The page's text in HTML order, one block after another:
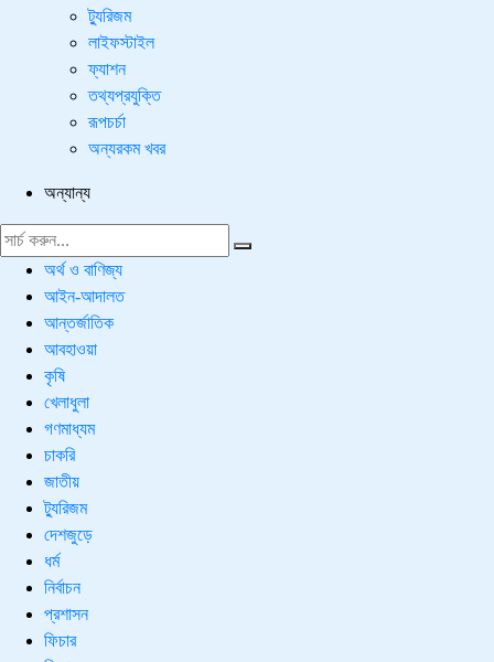
ট্যুরিজম
লাইফস্টাইল
ফ্যাশন
তথ্যপ্রযুক্তি
রূপচর্চা
অন্যরকম খবর
অন্যান্য
অর্থ ও বাণিজ্য
আইন-আদালত
আন্তর্জাতিক
আবহাওয়া
কৃষি
খেলাধুলা
গণমাধ্যম
চাকরি
জাতীয়
ট্যুরিজম
দেশজুড়ে
ধর্ম
নির্বাচন
প্রশাসন
ফিচার